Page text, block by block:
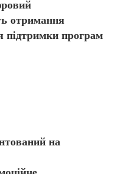
отримання
підтримки програм
на